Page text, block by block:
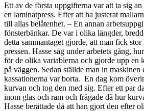
Ett av de första uppgifterna var att ta sig an
en laminatpress. Efter att ha justerat
till allas belåtenhet. – En annan
fönsterbänkar. De var i olika längder,
detta sammantaget gjorde, att man fick stor
pressen. Hasse såg under arbetets gång,
för de olika variablerna och gjorde upp en
på väggen. Sedan ställde man in maskinen
kassationerna var borta. En dag kom
kurvan och tog den med sig. Efter ett par
inom glas och ram och frågade då hur
Hasse berättade då att han gjort den efter